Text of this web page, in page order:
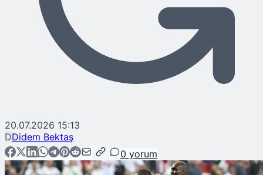
20.07.2026 15:13
DDidem Bektaş
0 yorum